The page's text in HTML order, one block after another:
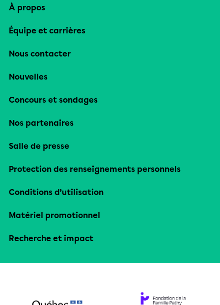
À propos
Équipe et carrières
Nous contacter
Nouvelles
Concours et sondages
Nos partenaires
Salle de presse
Protection des renseignements personnels
Conditions d’utilisation
Matériel promotionnel
Recherche et impact